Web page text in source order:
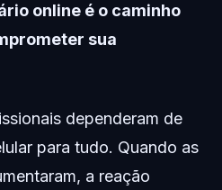
online é o caminho
sua
dependeram de
para tudo. Quando as
a reação